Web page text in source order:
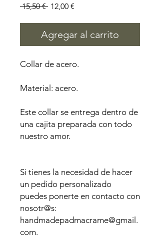
15,50 € Precio
12,00 €
oferta
Agregar al carrito
Collar de acero.
Material: acero.
Este collar se entrega dentro de
una cajita preparada con todo
nuestro amor.
Si tienes la necesidad de hacer
un pedido personalizado
puedes ponerte en contacto con
nosotr@s:
handmadepadmacrame@gmail.
com.